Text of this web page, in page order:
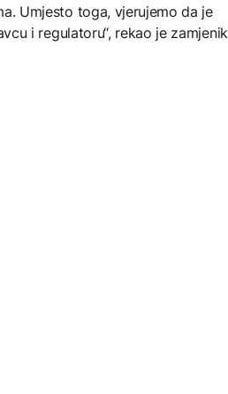
Umjesto toga, vjerujemo da je
i regulatoru“, rekao je zamjenik